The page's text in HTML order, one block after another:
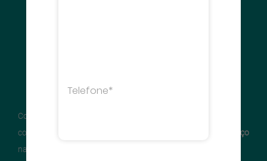
Com a importância do
consumidor em todo o mundo - expandiu-se o consumo do
aço
na construção, e, consequentemente, as siderúrgicas